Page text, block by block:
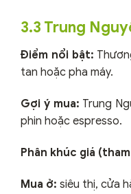
3.3 Trung
Điểm nổi bật:
tan hoặc pha máy.
Gợi ý mua: Trung
phin hoặc espresso.
Phân khúc giá
Mua ở: siêu thị, cửa